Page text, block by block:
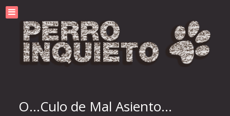
O...Culo de Mal Asiento...